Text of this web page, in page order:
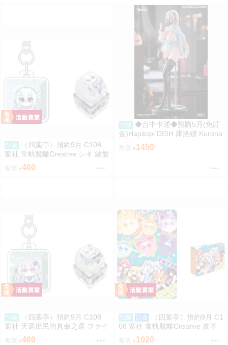
預購
（四葉亭）預約9月 C108
窗社 常軌脫離Creative シキ 鍵盤
按鍵造型鑰匙圈 0814
460
預購
◆台中卡通◆預購5月(免訂
金)Hapitopi DISH 庫洛娜 Kurona
盛情邀請 1/6 1107
1450
預購
（四葉亭）預約9月 C108
窗社 天選庶民的真命之選 ファイ
ブ 鍵盤按鍵造型鑰匙圈 0814
售價 460
預購 訂金
（四葉亭）預約9月 C1
08 窗社 常軌脫離Creative 皮革
製名片夾 0814
售價 1020